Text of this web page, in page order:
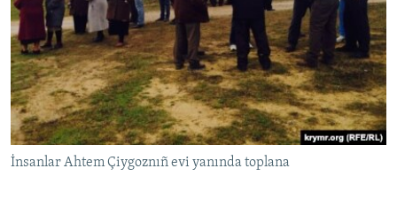
İnsanlar Ahtem Çiygoznıñ evi yanında toplana